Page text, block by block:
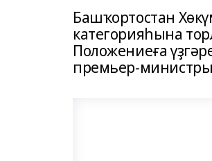
Башҡортостан
категорияһына
Положениеға
премьер-